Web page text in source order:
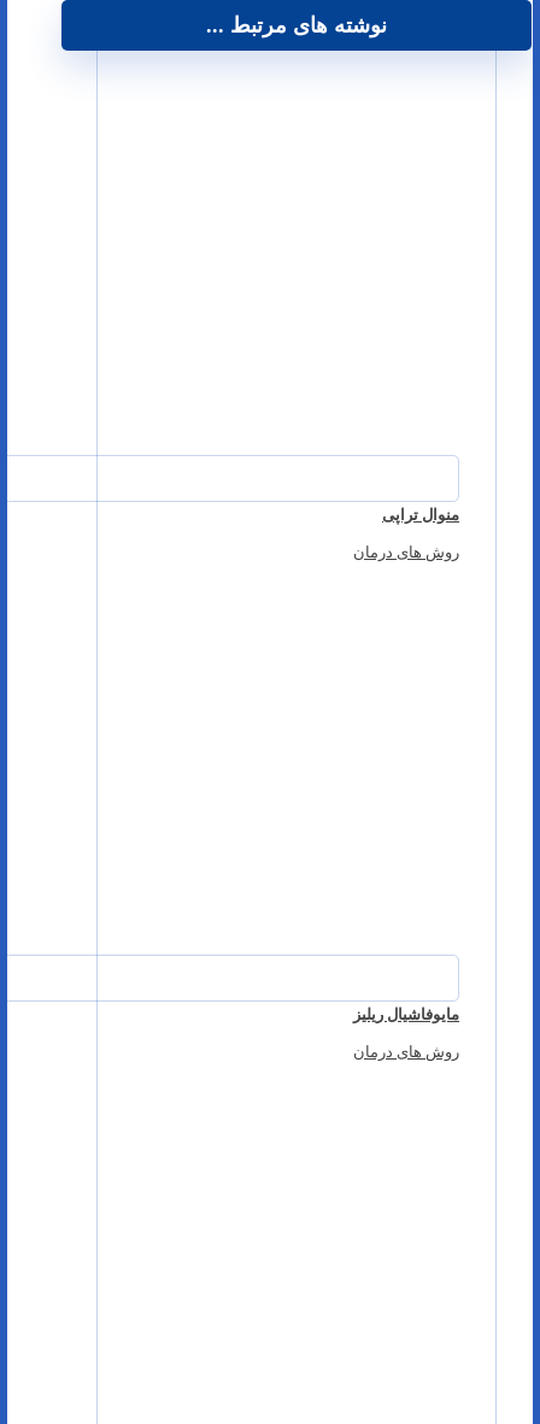
نوشته های مرتبط ...
منوال تراپی
روش های درمان
مایوفاشیال ریلیز
روش های درمان